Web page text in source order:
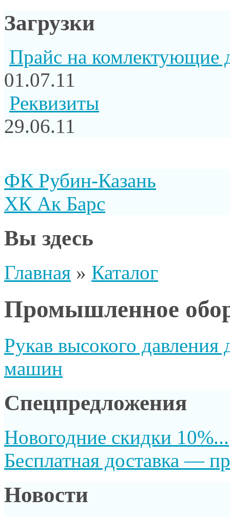
Загрузки
Прайс на комлектующие
01.07.11
Реквизиты
29.06.11
ФК Рубин-Казань
ХК Ак Барс
Вы здесь
Главная » Каталог
Промышленное
Рукав высокого
машин
Спецпредложения
Новогодние скидки 10%...
Бесплатная доставка —
Новости